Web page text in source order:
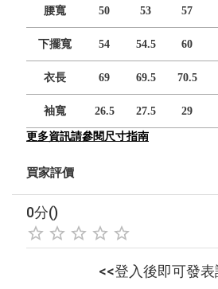
腰寬 50 53 57
下擺寬 54 54.5 60
衣長 69 69.5 70.5
袖寬 26.5 27.5 29
更多資訊請參閱尺寸指南
買家評價
0分()
<<登入後即可發表